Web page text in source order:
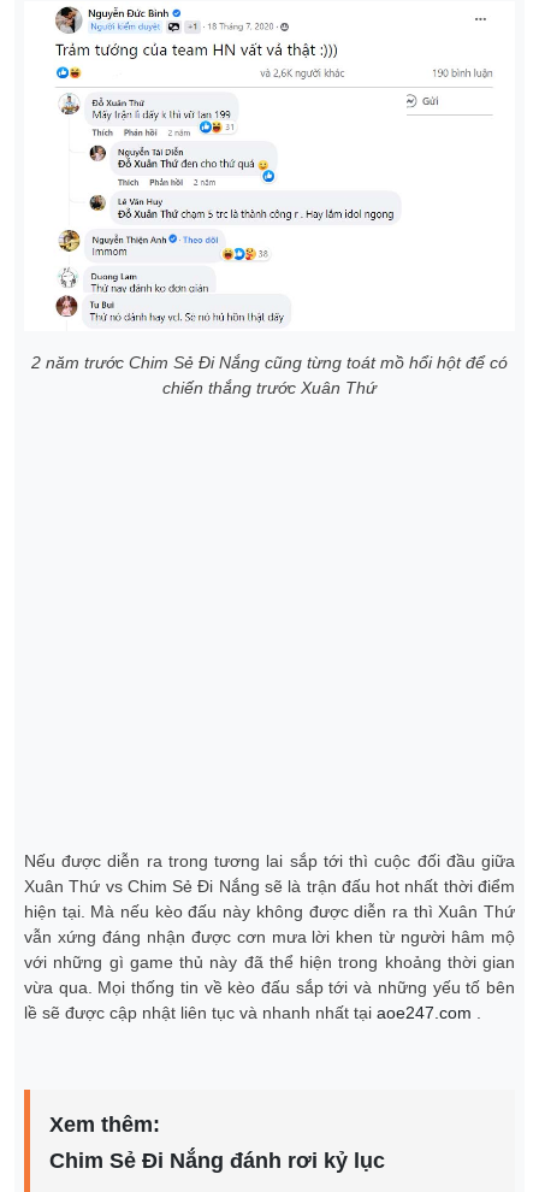
2 năm trước Chim Sẻ Đi Nắng cũng từng toát mồ hổi hột để có
chiến thắng trước Xuân Thứ
Nếu được diễn ra trong tương lai sắp tới thì cuộc đối đầu giữa
Xuân Thứ vs Chim Sẻ Đi Nắng sẽ là trận đấu hot nhất thời điểm
hiện tại. Mà nếu kèo đấu này không được diễn ra thì Xuân Thứ
vẫn xứng đáng nhận được cơn mưa lời khen từ người hâm mộ
với những gì game thủ này đã thể hiện trong khoảng thời gian
vừa qua. Mọi thống tin về kèo đấu sắp tới và những yếu tố bên
lề sẽ được cập nhật liên tục và nhanh nhất tại aoe247.com
Xem thêm:
Chim Sẻ Đi Nắng đánh rơi kỷ lục